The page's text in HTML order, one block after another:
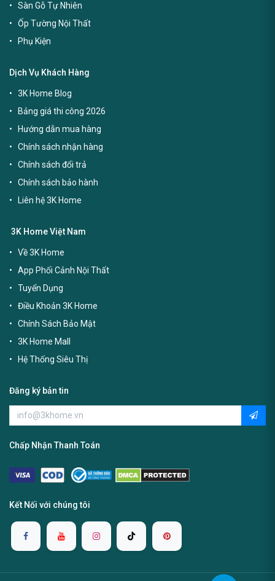
Sàn Gỗ Tự Nhiên
Ốp Tường Nội Thất
Phụ Kiện
Dịch Vụ Khách Hàng
3K Home Blog
Bảng giá thi công 2026
Hướng dẫn mua hàng
Chính sách nhận hàng
Chính sách đổi trả
Chính sách bảo hành
Liên hệ 3K Home
3K Home Việt Nam
Về 3K Home
App Phối Cảnh Nội Thất
Tuyển Dụng
Điều Khoản 3K Home
Chính Sách Bảo Mật
3K Home Mall
Hệ Thống Siêu Thị
Đăng ký bản tin
Chấp Nhận Thanh Toán
Kết Nối với chúng tôi